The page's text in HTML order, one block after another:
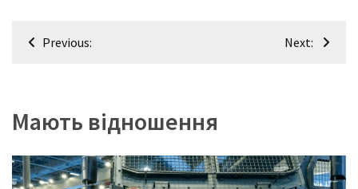
Навігація
Previous: Next:
Мають відношення